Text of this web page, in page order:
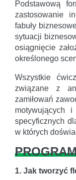
Podstawową
zastosowanie
fabuły
sytuacji
osiągnięcie
określonego
Wszystkie
związane z
zamiłowań
motywujących
specyficznych
w których
1. Jak tworzyć